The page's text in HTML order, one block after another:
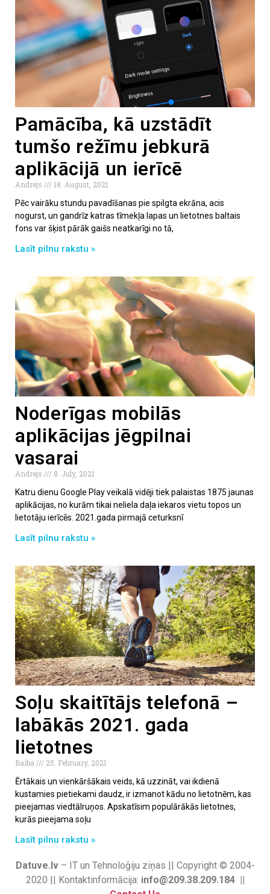
Pamācība, kā uzstādīt
tumšo režīmu jebkurā
aplikācijā un ierīcē
Andrejs
18. August, 2021
Pēc vairāku stundu pavadīšanas pie spilgta ekrāna, acis
nogurst, un gandrīz katras tīmekļa lapas un lietotnes baltais
fons var šķist pārāk gaišs neatkarīgi no tā,
Lasīt pilnu rakstu »
Noderīgas mobilās
aplikācijas jēgpilnai
vasarai
Andrejs
8. July, 2021
Katru dienu Google Play veikalā vidēji tiek palaistas 1875 jaunas
aplikācijas, no kurām tikai neliela daļa iekaros vietu topos un
lietotāju ierīcēs. 2021.gada pirmajā ceturksnī
Lasīt pilnu rakstu »
Soļu skaitītājs telefonā –
labākās 2021. gada
lietotnes
Baiba
25. February, 2021
Ērtākais un vienkāršākais veids, kā uzzināt, vai ikdienā
kustamies pietiekami daudz, ir izmanot kādu no lietotnēm, kas
pieejamas viedtālruņos. Apskatīsim populārākās lietotnes,
kurās pieejama soļu
Lasīt pilnu rakstu »
Datuve.lv– IT un Tehnoloģiju ziņas || Copyright © 2004-
2020 || Kontaktinformācija: info@209.38.209.184 ||